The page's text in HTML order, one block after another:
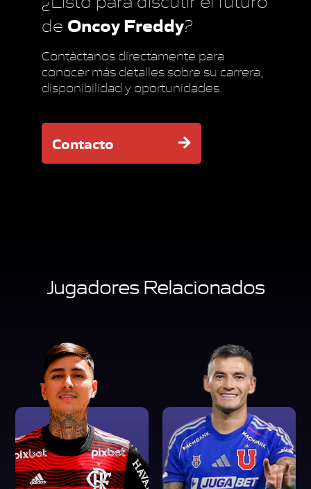
de Oncoy Freddy?
Contáctanos directamente para
conocer más detalles sobre su carrera,
disponibilidad y oportunidades.
Contacto
Jugadores Relacionados